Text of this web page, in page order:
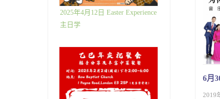
2025年4月12日 Easter Experience
主日学
6月
2019